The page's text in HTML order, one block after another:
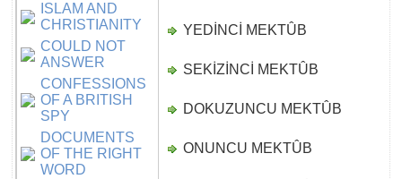
ISLAM AND
CHRISTIANITY
COULD NOT
ANSWER
CONFESSIONS
OF A BRITISH
SPY
DOCUMENTS
OF THE RIGHT
WORD
YEDİNCİ MEKTÛB
SEKİZİNCİ MEKTÛB
DOKUZUNCU MEKTÛB
ONUNCU MEKTÛB